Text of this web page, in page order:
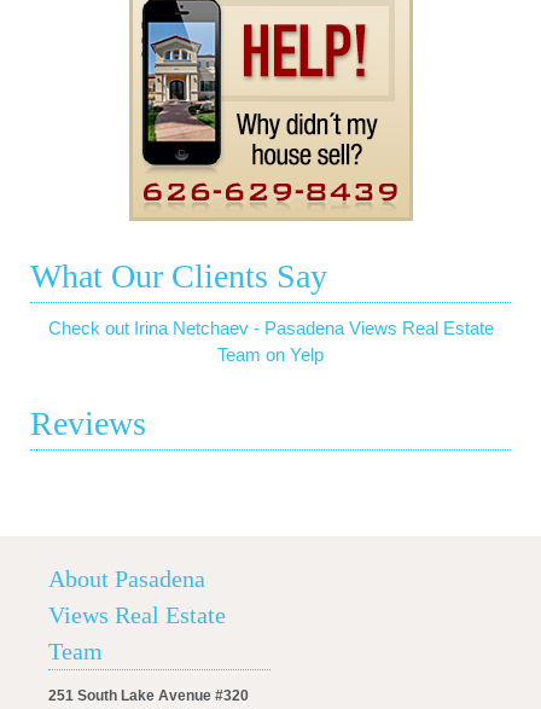
What Our Clients Say
Check out Irina Netchaev - Pasadena Views Real Estate
Team on Yelp
Reviews
About Pasadena
Views Real Estate
Team
251 South Lake Avenue #320